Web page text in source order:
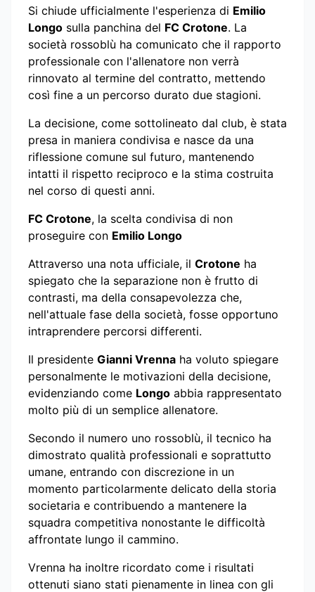
Si chiude ufficialmente l'esperienza di Emilio
Longo sulla panchina del FC Crotone. La
società rossoblù ha comunicato che il rapporto
professionale con l'allenatore non verrà
rinnovato al termine del contratto, mettendo
così fine a un percorso durato due stagioni.
La decisione, come sottolineato dal club, è stata
presa in maniera condivisa e nasce da una
riflessione comune sul futuro, mantenendo
intatti il rispetto reciproco e la stima costruita
nel corso di questi anni.
FC Crotone, la scelta condivisa di non
proseguire con Emilio Longo
Attraverso una nota ufficiale, il Crotone ha
spiegato che la separazione non è frutto di
contrasti, ma della consapevolezza che,
nell'attuale fase della società, fosse opportuno
intraprendere percorsi differenti.
Il presidente Gianni Vrenna ha voluto spiegare
personalmente le motivazioni della decisione,
evidenziando come Longo abbia rappresentato
molto più di un semplice allenatore.
Secondo il numero uno rossoblù, il tecnico ha
dimostrato qualità professionali e soprattutto
umane, entrando con discrezione in un
momento particolarmente delicato della storia
societaria e contribuendo a mantenere la
squadra competitiva nonostante le difficoltà
affrontate lungo il cammino.
Vrenna ha inoltre ricordato come i risultati
ottenuti siano stati pienamente in linea con gli